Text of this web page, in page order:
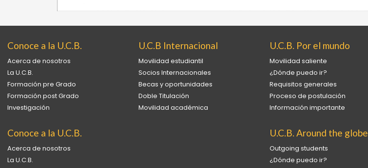
Conoce a la U.C.B.
Acerca de nosotros
La U.C.B.
Formación pre Grado
Formación post Grado
Investigación
Conoce a la U.C.B.
Acerca de nosotros
La U.C.B.
U.C.B Internacional
Movilidad estudiantil
Socios Internacionales
Becas y oportunidades
Doble Titulación
Movilidad académica
U.C.B. Por el mundo
Movilidad saliente
¿Dónde puedo ir?
Requisitos generales
Proceso de postulación
Información importante
U.C.B. Around the globe
Outgoing students
¿Dónde puedo ir?